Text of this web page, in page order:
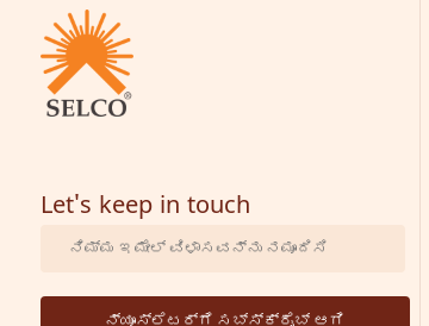
Let's keep in touch